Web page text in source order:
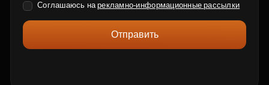
Соглашаюсь нарекламно-информационные рассылки
Отправить